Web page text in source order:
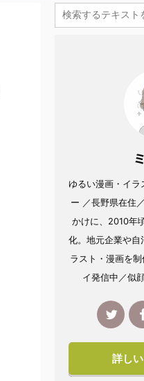
ゆるい漫画・イラ
ー ／長野県在住
かけに、2010年
化。地元企業や自
ラスト・漫画を
イ発信中／似
詳し